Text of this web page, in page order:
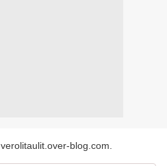
verolitaulit.over-blog.com